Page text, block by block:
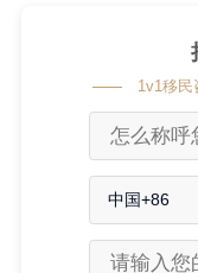
1v1移民
中国+86